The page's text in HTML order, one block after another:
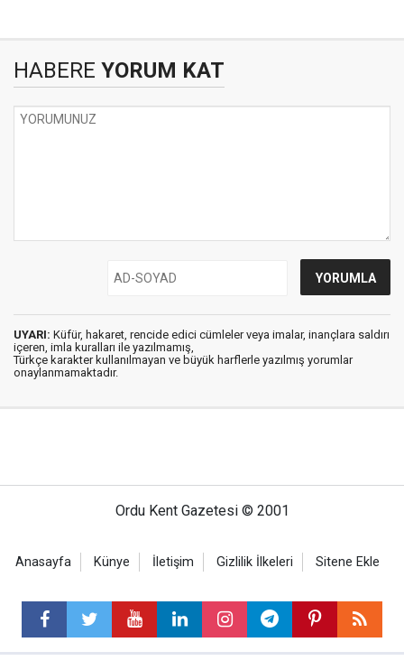
HABERE YORUM KAT
UYARI: Küfür, hakaret, rencide edici cümleler veya imalar, inançlara saldırı
içeren, imla kuralları ile yazılmamış,
Türkçe karakter kullanılmayan ve büyük harflerle yazılmış yorumlar
onaylanmamaktadır.
Ordu Kent Gazetesi © 2001
Anasayfa Künye İletişim Gizlilik İlkeleri Sitene Ekle